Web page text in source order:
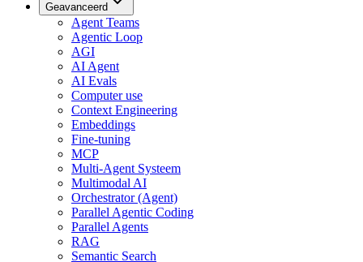
Geavanceerd
Agent Teams
Agentic Loop
AGI
AI Agent
AI Evals
Computer use
Context Engineering
Embeddings
Fine-tuning
MCP
Multi-Agent Systeem
Multimodal AI
Orchestrator (Agent)
Parallel Agentic Coding
Parallel Agents
RAG
Semantic Search